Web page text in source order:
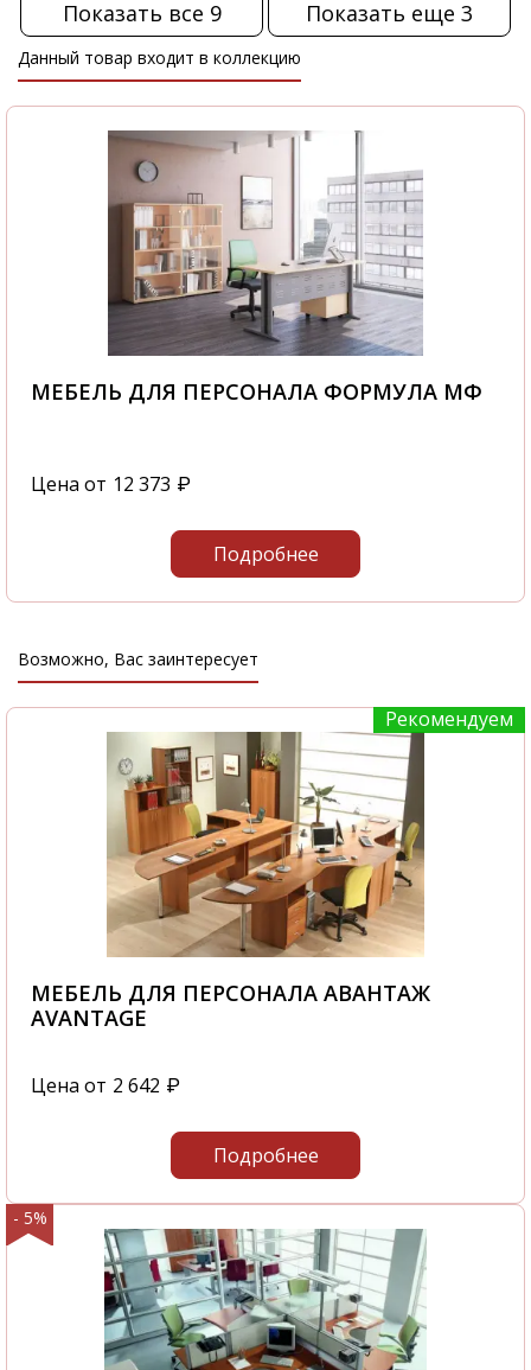
Показать все 9 Показать еще 3
Данный товар входит в коллекцию
МЕБЕЛЬ ДЛЯ ПЕРСОНАЛА ФОРМУЛА МФ
Цена от 12 373 ₽
Подробнее
Возможно, Вас заинтересует
Рекомендуем
МЕБЕЛЬ ДЛЯ ПЕРСОНАЛА АВАНТАЖ
AVANTAGE
Цена от 2 642 ₽
Подробнее
- 5%